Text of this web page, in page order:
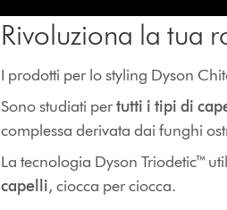
Rivoluziona la tua
I prodotti per lo styling Dyson
Sono studiati pertutti i tipi di
complessa derivata dai funghi
La tecnologia Dyson Triodetic™
capelli, ciocca per ciocca.